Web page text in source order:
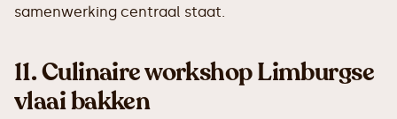
samenwerking centraal staat.
11.Culinaire workshop Limburgse
vlaai bakken